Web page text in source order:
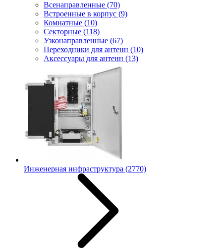
Всенаправленные (70)
Встроенные в корпус (9)
Комнатные (10)
Секторные (118)
Узконаправленные (67)
Переходники для антенн (10)
Аксессуары для антенн (13)
Инженерная инфраструктура (2770)